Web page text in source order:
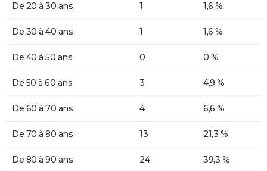
De 20 à 30 ans 1 1,6 %
De 30 à 40 ans 1 1,6 %
De 40 à 50 ans 0 0 %
De 50 à 60 ans 3 4,9 %
De 60 à 70 ans 4 6,6 %
De 70 à 80 ans 13 21,3 %
De 80 à 90 ans 24 39,3 %